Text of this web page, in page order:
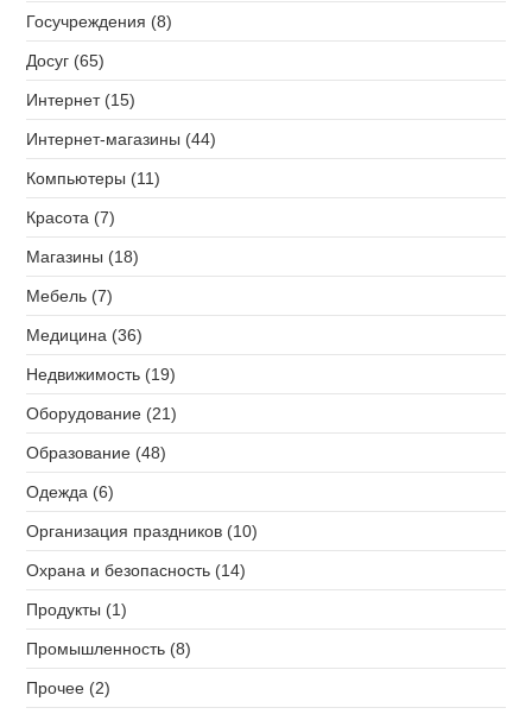
Госучреждения (8)
Досуг (65)
Интернет (15)
Интернет-магазины (44)
Компьютеры (11)
Красота (7)
Магазины (18)
Мебель (7)
Медицина (36)
Недвижимость (19)
Оборудование (21)
Образование (48)
Одежда (6)
Организация праздников (10)
Охрана и безопасность (14)
Продукты (1)
Промышленность (8)
Прочее (2)